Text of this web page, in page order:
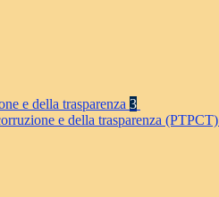
e della trasparenza 3
e della trasparenza (PTPCT)